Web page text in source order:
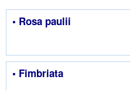
• Rosa paulii
• Fimbriata